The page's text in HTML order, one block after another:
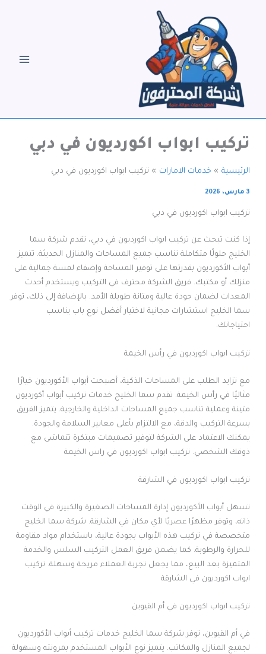
تركيب ابواب اكورديون في دبي
الرئيسية خدمات الامارات تركيب ابواب اكورديون في دبي
3 مارس، 2026
تركيب ابواب اكورديون في دبي
إذا كنت تبحث عن تركيب ابواب اكورديون في دبي، تقدم شركة سما
الخليج حلولًا متكاملة تناسب جميع المساحات والمنازل الحديثة. تتميز
أبواب الأكورديون بقدرتها على توفير المساحة وإضفاء لمسة جمالية على
منزلك أو مكتبك. فريق الشركة محترف في التركيب ويستخدم أحدث
المعدات لضمان جودة عالية ومتانة طويلة الأمد. بالإضافة إلى ذلك، توفر
سما الخليج استشارات مجانية لاختيار أفضل نوع باب يناسب
احتياجاتك.
تركيب ابواب اكورديون في رأس الخيمة
مع تزايد الطلب على المساحات الذكية، أصبحت أبواب الأكورديون خيارًا
مثاليًا في رأس الخيمة. تقدم سما الخليج خدمات تركيب أبواب أكورديون
متينة وعملية تناسب جميع المساحات الداخلية والخارجية. يتميز الفريق
بسرعة التركيب والدقة، مع الالتزام بأعلى معايير السلامة والجودة.
يمكنك الاعتماد على الشركة لتوفير تصميمات مبتكرة تتماشى مع
ذوقك الشخصي. تركيب ابواب اكورديون في راس الخيمة
تركيب ابواب اكورديون في الشارقة
تسهل أبواب الأكورديون إدارة المساحات الصغيرة والكبيرة في الوقت
ذاته، وتوفر مظهرًا عصريًا لأي مكان في الشارقة. شركة سما الخليج
متخصصة في تركيب هذه الأبواب بجودة عالية، باستخدام مواد مقاومة
للحرارة والرطوبة. كما يضمن فريق العمل التركيب السلس والخدمة
المتميزة بعد البيع، مما يجعل تجربة العملاء مريحة وسهلة. تركيب
ابواب اكورديون في الشارقة
تركيب ابواب اكورديون في أم القيوين
في أم القيوين، توفر شركة سما الخليج خدمات تركيب أبواب الأكورديون
لجميع المنازل والمكاتب. يتميز نوع الأبواب المستخدم بمرونته وسهولة